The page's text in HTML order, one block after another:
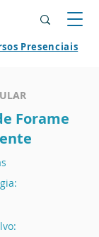
Presenciais
Forame